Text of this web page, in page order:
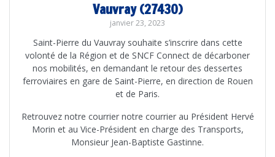
Vauvray (27430)
janvier 23, 2023
Saint-Pierre du Vauvray souhaite s’inscrire dans cette
volonté de la Région et de SNCF Connect de décarboner
nos mobilités, en demandant le retour des dessertes
ferroviaires en gare de Saint-Pierre, en direction de Rouen
et de Paris.
Retrouvez notre courrier notre courrier au Président Hervé
Morin et au Vice-Président en charge des Transports,
Monsieur Jean-Baptiste Gastinne.